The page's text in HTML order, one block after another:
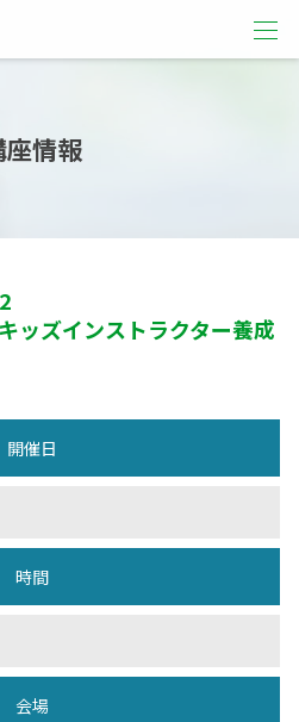
座情報
ッズインストラクター養成
開催日
時間
会場